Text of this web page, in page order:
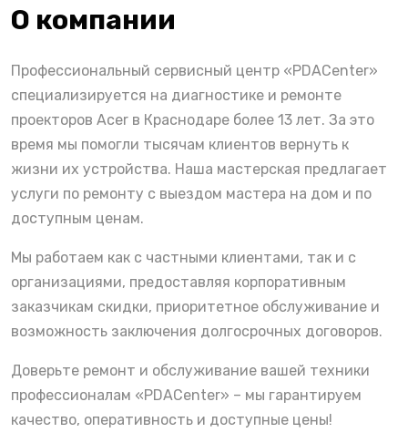
О компании
Профессиональный сервисный центр «PDACenter»
специализируется на диагностике и ремонте
проекторов Acer в Краснодаре более 13 лет. За это
время мы помогли тысячам клиентов вернуть к
жизни их устройства. Наша мастерская предлагает
услуги по ремонту с выездом мастера на дом и по
доступным ценам.
Мы работаем как с частными клиентами, так и с
организациями, предоставляя корпоративным
заказчикам скидки, приоритетное обслуживание и
возможность заключения долгосрочных договоров.
Доверьте ремонт и обслуживание вашей техники
профессионалам «PDACenter» – мы гарантируем
качество, оперативность и доступные цены!